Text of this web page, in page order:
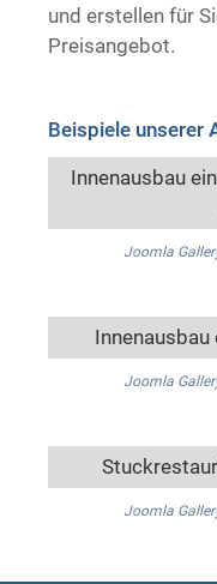
und erstellen für
Preisangebot.
Beispiele unserer
Innenausbau
Joomla
Innenausbau
Joomla
Joomla